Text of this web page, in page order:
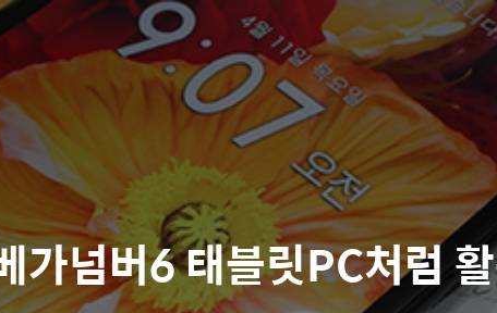
가넘버6 태블릿PC처럼